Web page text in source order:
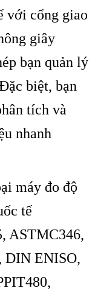
với cổng giao
ông giây
bạn quản lý
biệt, bạn
ân tích và
nhanh
ại máy đo độ
tế
ASTMC346,
DIN ENISO,